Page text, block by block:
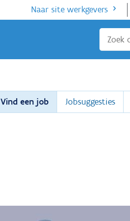
Naar site werkgevers
Sluiten
Vind een job Jobsuggesties